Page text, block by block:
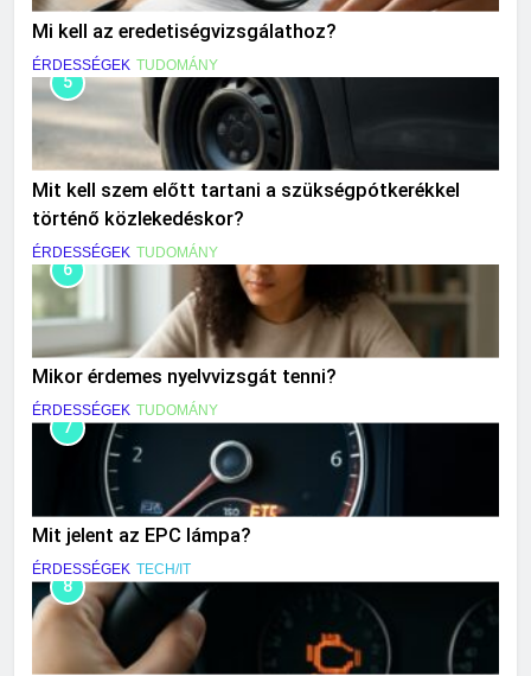
Mi kell az eredetiségvizsgálathoz?
ÉRDESSÉGEK TUDOMÁNY
5
Mit kell szem előtt tartani a szükségpótkerékkel
történő közlekedéskor?
ÉRDESSÉGEK TUDOMÁNY
6
Mikor érdemes nyelvvizsgát tenni?
ÉRDESSÉGEK TUDOMÁNY
7
Mit jelent az EPC lámpa?
ÉRDESSÉGEK TECH/IT
8